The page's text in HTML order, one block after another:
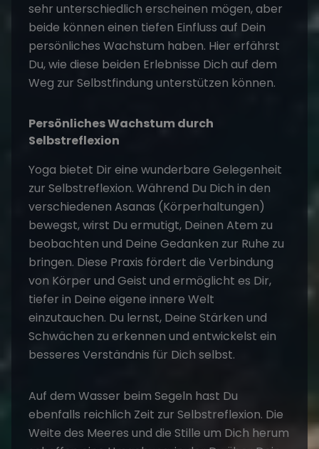
sehr unterschiedlich erscheinen mögen, aber
beide können einen tiefen Einfluss auf Dein
persönliches Wachstum haben. Hier erfährst
Du, wie diese beiden Erlebnisse Dich auf dem
Weg zur Selbstfindung unterstützen können.
Persönliches Wachstum durch
Selbstreflexion
Yoga bietet Dir eine wunderbare Gelegenheit
zur Selbstreflexion. Während Du Dich in den
verschiedenen Asanas (Körperhaltungen)
bewegst, wirst Du ermutigt, Deinen Atem zu
beobachten und Deine Gedanken zur Ruhe zu
bringen. Diese Praxis fördert die Verbindung
von Körper und Geist und ermöglicht es Dir,
tiefer in Deine eigene innere Welt
einzutauchen. Du lernst, Deine Stärken und
Schwächen zu erkennen und entwickelst ein
besseres Verständnis für Dich selbst.
Auf dem Wasser beim Segeln hast Du
ebenfalls reichlich Zeit zur Selbstreflexion. Die
Weite des Meeres und die Stille um Dich herum